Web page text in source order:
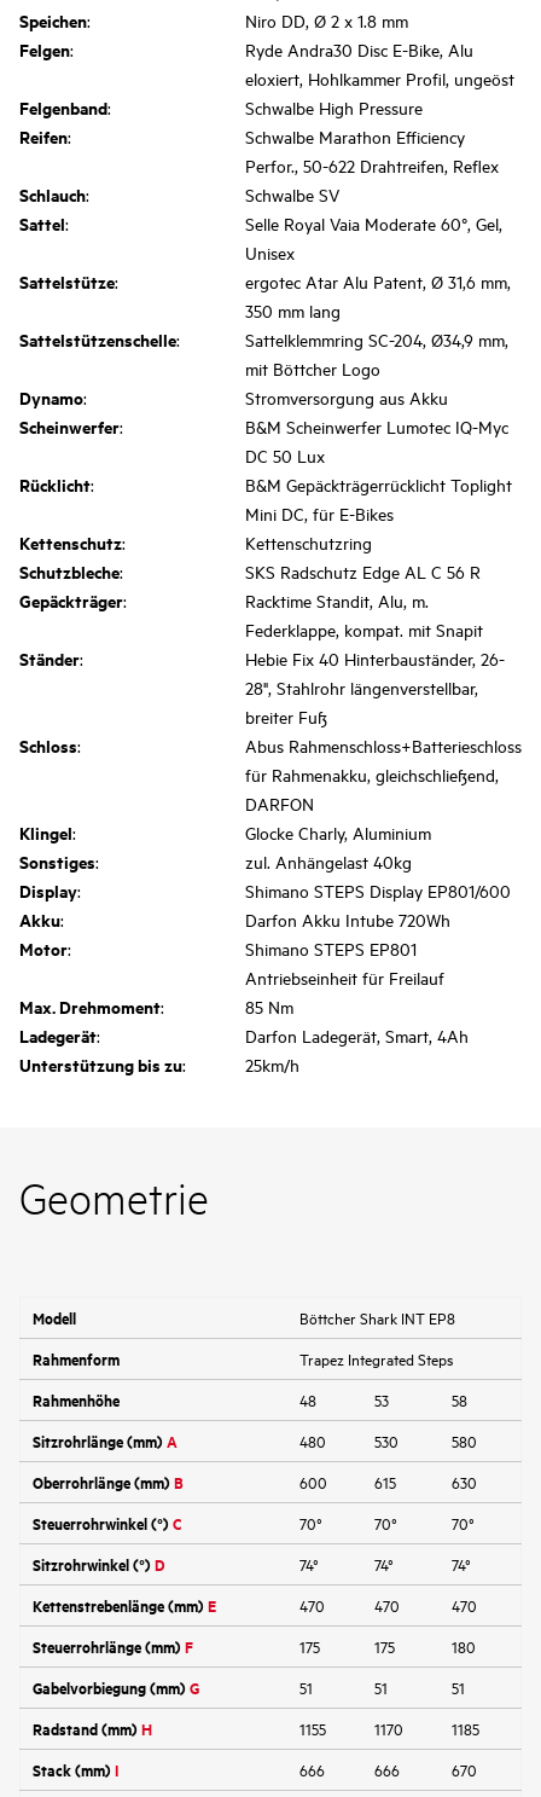
Speichen: Niro DD, Ø 2 x 1.8 mm
Felgen:
Ryde Andra30 Disc E-Bike, Alu
eloxiert, Hohlkammer Profil, ungeöst
Felgenband: Schwalbe High Pressure
Reifen:
Schwalbe Marathon Efficiency
Perfor., 50-622 Drahtreifen, Reflex
Schlauch: Schwalbe SV
Sattel:
Selle Royal Vaia Moderate 60°, Gel,
Unisex
Sattelstütze:
ergotec Atar Alu Patent, Ø 31,6 mm,
350 mm lang
Sattelstützenschelle:
Sattelklemmring SC-204, Ø34,9 mm,
mit Böttcher Logo
Dynamo: Stromversorgung aus Akku
Scheinwerfer:
B&M Scheinwerfer Lumotec IQ-Myc
DC 50 Lux
Rücklicht:
B&M Gepäckträgerrücklicht Toplight
Mini DC, für E-Bikes
Kettenschutz: Kettenschutzring
Schutzbleche: SKS Radschutz Edge AL C 56 R
Gepäckträger:
Racktime Standit, Alu, m.
Federklappe, kompat. mit Snapit
Ständer:
Hebie Fix 40 Hinterbauständer, 26-
28", Stahlrohr längenverstellbar,
breiter Fuß
Schloss:
Abus Rahmenschloss+Batterieschloss
für Rahmenakku, gleichschließend,
DARFON
Klingel: Glocke Charly, Aluminium
Sonstiges: zul. Anhängelast 40kg
Display: Shimano STEPS Display EP801/600
Akku: Darfon Akku Intube 720Wh
Motor:
Shimano STEPS EP801
Antriebseinheit für Freilauf
Max. Drehmoment: 85 Nm
Ladegerät: Darfon Ladegerät, Smart, 4Ah
Unterstützung bis zu: 25km/h
Geometrie
Modell Böttcher Shark INT EP8
Rahmenform Trapez Integrated Steps
Rahmenhöhe 48 53 58
Sitzrohrlänge (mm)A 480 530 580
Oberrohrlänge (mm)B 600 615 630
Steuerrohrwinkel (°)C 70° 70° 70°
Sitzrohrwinkel (°)D 74° 74° 74°
Kettenstrebenlänge (mm)E 470 470 470
Steuerrohrlänge (mm)F 175 175 180
Gabelvorbiegung (mm)G 51 51 51
Radstand (mm)H 1155 1170 1185
Stack (mm)I 666 666 670